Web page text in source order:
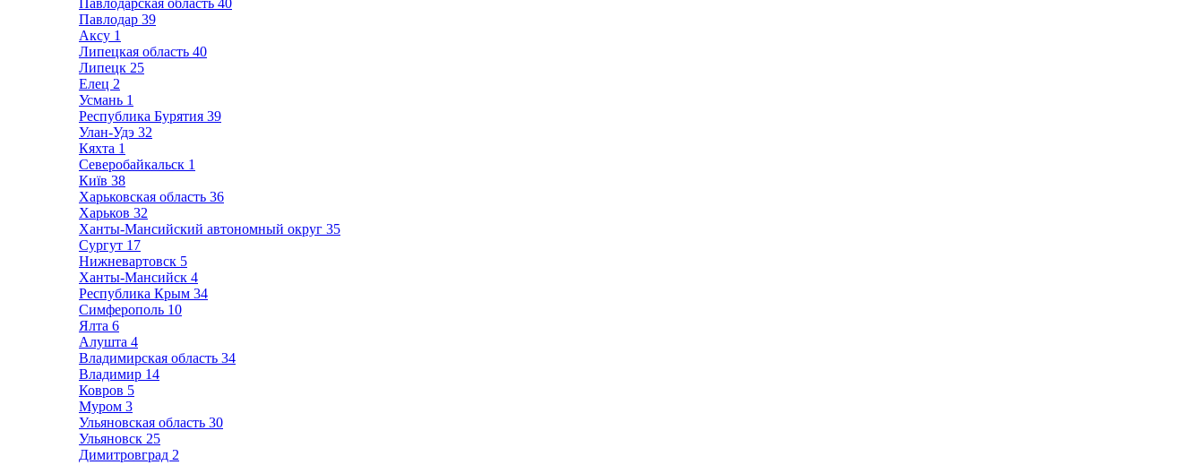
Павлодарская область 40
Павлодар 39
Аксу 1
Липецкая область 40
Липецк 25
Елец 2
Усмань 1
Республика Бурятия 39
Улан-Удэ 32
Кяхта 1
Северобайкальск 1
Київ 38
Харьковская область 36
Харьков 32
Ханты-Мансийский автономный округ 35
Сургут 17
Нижневартовск 5
Ханты-Мансийск 4
Республика Крым 34
Симферополь 10
Ялта 6
Алушта 4
Владимирская область 34
Владимир 14
Ковров 5
Муром 3
Ульяновская область 30
Ульяновск 25
Димитровград 2